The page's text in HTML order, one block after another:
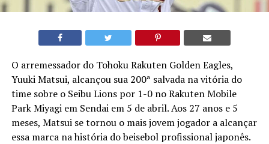
O arremessador do Tohoku Rakuten Golden Eagles,
Yuuki Matsui, alcançou sua 200ª salvada na vitória do
time sobre o Seibu Lions por 1-0 no Rakuten Mobile
Park Miyagi em Sendai em 5 de abril. Aos 27 anos e 5
meses, Matsui se tornou o mais jovem jogador a alcançar
essa marca na história do beisebol profissional japonês.